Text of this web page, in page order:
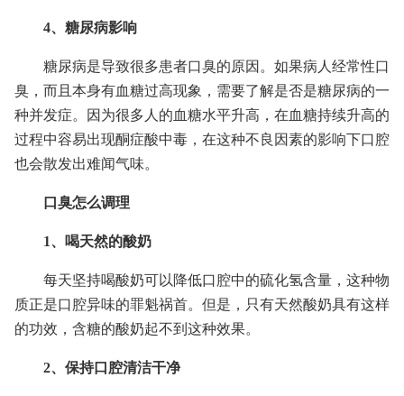
4、糖尿病影响
糖尿病是导致很多患者口臭的原因。如果病人经常性口
臭，而且本身有血糖过高现象，需要了解是否是糖尿病的一
种并发症。因为很多人的血糖水平升高，在血糖持续升高的
过程中容易出现酮症酸中毒，在这种不良因素的影响下口腔
也会散发出难闻气味。
口臭怎么调理
1、喝天然的酸奶
每天坚持喝酸奶可以降低口腔中的硫化氢含量，这种物
质正是口腔异味的罪魁祸首。但是，只有天然酸奶具有这样
的功效，含糖的酸奶起不到这种效果。
2、保持口腔清洁干净